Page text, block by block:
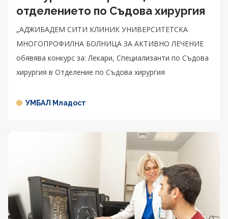
отделението по Съдова хирургия
„АДЖИБАДЕМ СИТИ КЛИНИК УНИВЕРСИТЕТСКА
МНОГОПРОФИЛНА БОЛНИЦА ЗА АКТИВНО ЛЕЧЕНИЕ
обявява конкурс за: Лекари, Специализанти по Съдова
хирургия в Отделение по Съдова хирургия
УМБАЛ Младост